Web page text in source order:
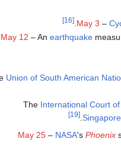
May 3 –
[16]
May 12 – An earthquake
Union of South American
The International Court
Singapore
[19]
May 25– NASA's Phoenix